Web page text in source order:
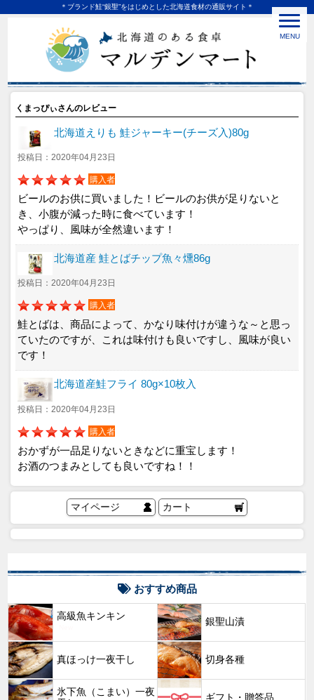
＊ブランド鮭“銀聖”をはじめとした北海道食材の通販サイト＊
MENU
くまっぴぃさんのレビュー
北海道えりも 鮭ジャーキー(チーズ入)80g
投稿日：2020年04月23日
購入者
ビールのお供に買いました！ビールのお供が足りないと
き、小腹が減った時に食べています！
やっぱり、風味が全然違います！
北海道産 鮭とばチップ魚々燻86g
投稿日：2020年04月23日
購入者
鮭とばは、商品によって、かなり味付けが違うな～と思っ
ていたのですが、これは味付けも良いですし、風味が良い
です！
北海道産鮭フライ 80g×10枚入
投稿日：2020年04月23日
購入者
おかずが一品足りないときなどに重宝します！
お酒のつまみとしても良いですね！！
マイページ カート
おすすめ商品
高級魚キンキン
銀聖山漬
真ほっけ一夜干し 切身各種
氷下魚（こまい）一夜
ギフト・贈答品